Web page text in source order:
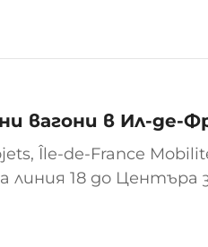
вагони в Ил-де-
Île-de-France
линия 18 до Центъра